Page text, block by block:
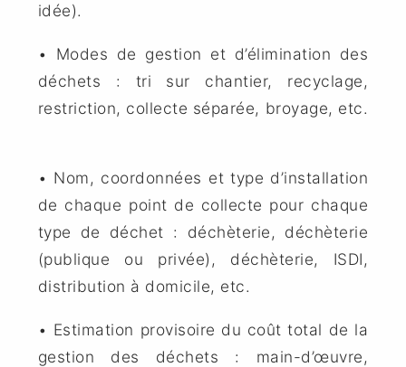
idée).
• Modes de gestion et d’élimination des
déchets : tri sur chantier, recyclage,
restriction, collecte séparée, broyage, etc.
• Nom, coordonnées et type d’installation
de chaque point de collecte pour chaque
type de déchet : déchèterie, déchèterie
(publique ou privée), déchèterie, ISDI,
distribution à domicile, etc.
• Estimation provisoire du coût total de la
gestion des déchets : main-d’œuvre,